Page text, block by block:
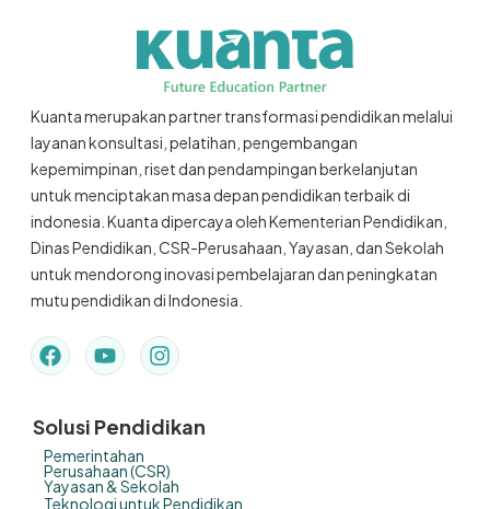
Kuanta merupakan partner transformasi pendidikan melalui
layanan konsultasi, pelatihan, pengembangan
kepemimpinan, riset dan pendampingan berkelanjutan
untuk menciptakan masa depan pendidikan terbaik di
indonesia. Kuanta dipercaya oleh Kementerian Pendidikan,
Dinas Pendidikan, CSR-Perusahaan, Yayasan, dan Sekolah
untuk mendorong inovasi pembelajaran dan peningkatan
mutu pendidikan di Indonesia.
Solusi Pendidikan
Pemerintahan
Perusahaan (CSR)
Yayasan & Sekolah
Teknologi untuk Pendidikan